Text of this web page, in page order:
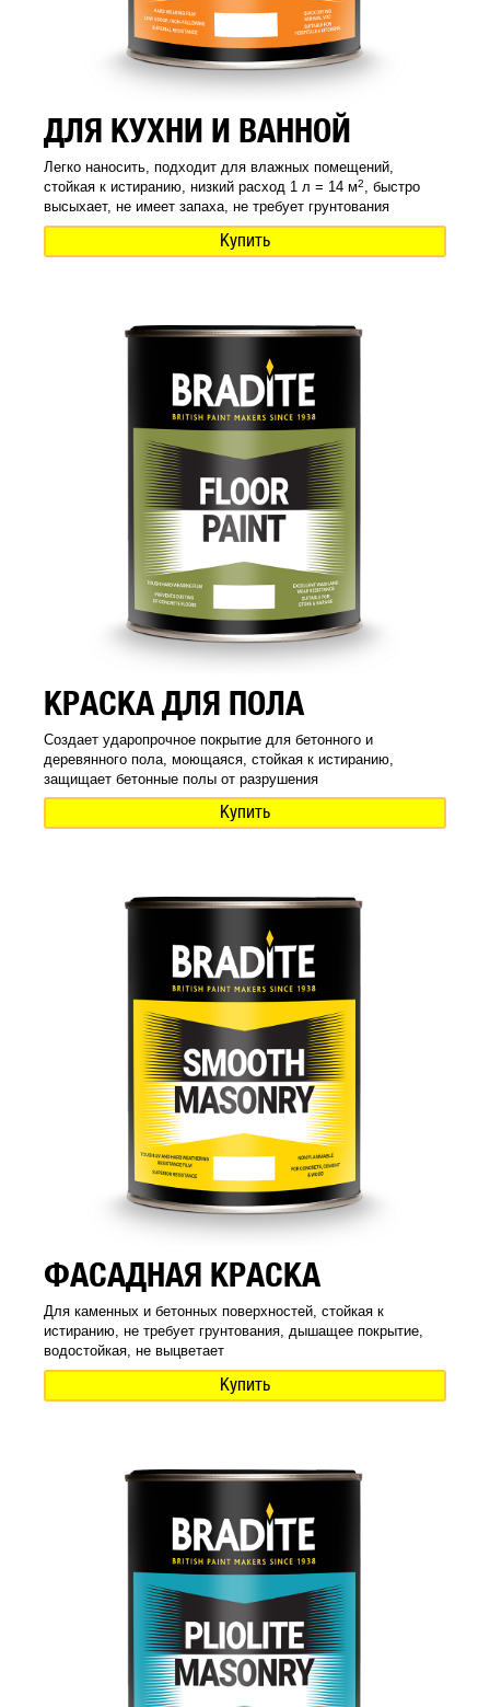
ДЛЯ КУХНИ И ВАННОЙ
Легко наносить, подходит для влажных помещений,
стойкая к истиранию, низкий расход 1 л = 14 м2, быстро
высыхает, не имеет запаха, не требует грунтования
Купить
КРАСКА ДЛЯ ПОЛА
Создает ударопрочное покрытие для бетонного и
деревянного пола, моющаяся, стойкая к истиранию,
защищает бетонные полы от разрушения
Купить
ФАСАДНАЯ КРАСКА
Для каменных и бетонных поверхностей, стойкая к
истиранию, не требует грунтования, дышащее покрытие,
водостойкая, не выцветает
Купить